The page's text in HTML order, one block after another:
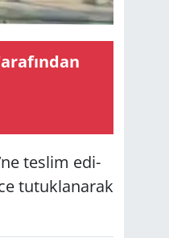
tes­lim edi­
tu­tuk­la­na­rak